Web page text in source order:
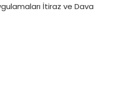
İtiraz ve Dava